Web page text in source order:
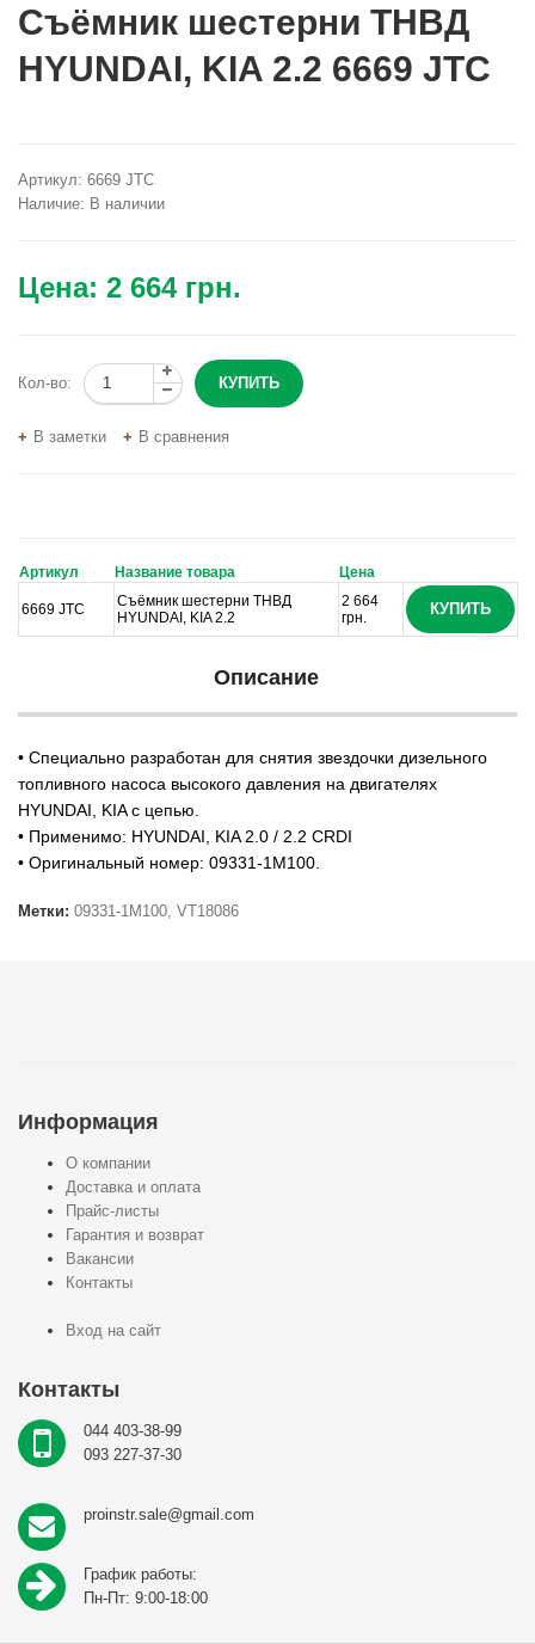
Cъёмник шестерни ТНВД
HYUNDAI, KIA 2.2 6669 JTC
Артикул: 6669 JTC
Наличие: В наличии
Цена: 2 664 грн.
Кол-во:
В заметки В сравнения
Артикул Название товара Цена
6669 JTC
Cъёмник шестерни ТНВД
HYUNDAI, KIA 2.2
2 664
грн.
КУПИТЬ
Описание
• Специально разработан для снятия звездочки дизельного
топливного насоса высокого давления на двигателях
HYUNDAI, KIA с цепью.
• Применимо: HYUNDAI, KIA 2.0 / 2.2 CRDI
• Оригинальный номер: 09331-1M100.
Метки: 09331-1M100 VT18086
Информация
О компании
Доставка и оплата
Прайс-листы
Гарантия и возврат
Вакансии
Контакты
Вход на сайт
Контакты
044 403-38-99
093 227-37-30
proinstr.sale@gmail.com
График работы:
Пн-Пт: 9:00-18:00